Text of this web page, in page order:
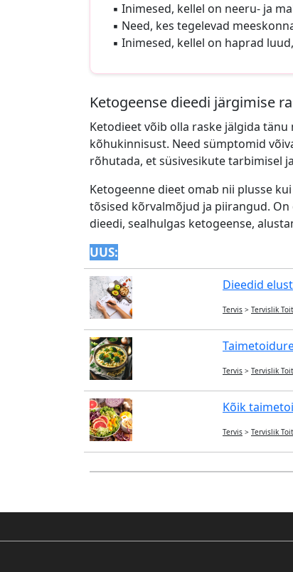
▪️ Inimesed, kellel on neeru- ja
▪️ Need, kes tegelevad
▪️ Inimesed, kellel on haprad
Ketogeense dieedi järgimise
Ketodieet võib olla raske jälgida
kõhukinnisust. Need sümptomid
rõhutada, et süsivesikute tarbimisel
Ketogeenne dieet omab nii plusse
tõsised kõrvalmõjud ja piirangud.
dieedi, sealhulgas ketogeense,
UUS:
Dieedid
Tervis > Tervislik
Tervis > Tervislik
Kõik
Tervis > Tervislik